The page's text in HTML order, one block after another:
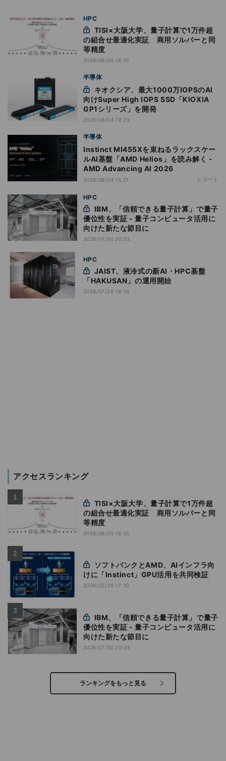
HPC
の組合せ最適化実証 商用ソルバーと同
等精度
2026/08/05 16:55
半導体
向けSuper High IOPS SSD「KIOXIA
GP1シリーズ」を開発
2026/08/04 19:23
半導体
Instinct MI455Xを束ねるラックスケー
ルAI基盤「AMD Helios」を読み解く -
AMD Advancing AI 2026
2026/08/04 15:21 レポート
HPC
優位性を実証 - 量子コンピュータ活用に
向けた新たな節目に
2026/07/30 20:03
HPC
「HAKUSAN」の運用開始
2026/07/28 18:59
アクセスランキング
の組合せ最適化実証 商用ソルバーと同
等精度
2026/08/05 16:55
けに「Instinct」GPU活用を共同検証
2026/02/26 17:30
優位性を実証 - 量子コンピュータ活用に
向けた新たな節目に
2026/07/30 20:03
ランキングをもっと見る